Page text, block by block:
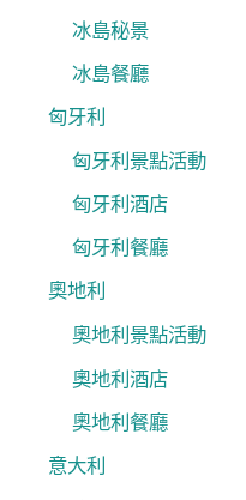
冰島秘景
冰島餐廳
匈牙利
匈牙利景點活動
匈牙利酒店
匈牙利餐廳
奧地利
奧地利景點活動
奧地利酒店
奧地利餐廳
意大利